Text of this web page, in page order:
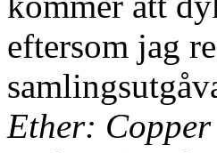
eftersom jag
Ether: Copper